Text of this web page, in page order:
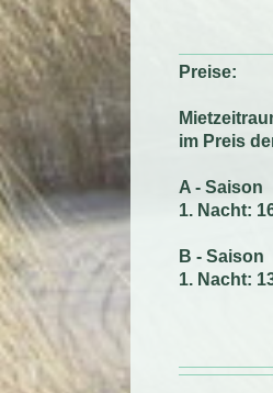
Preise:
im Preis
A - Saison
1.
B - Saison
1.